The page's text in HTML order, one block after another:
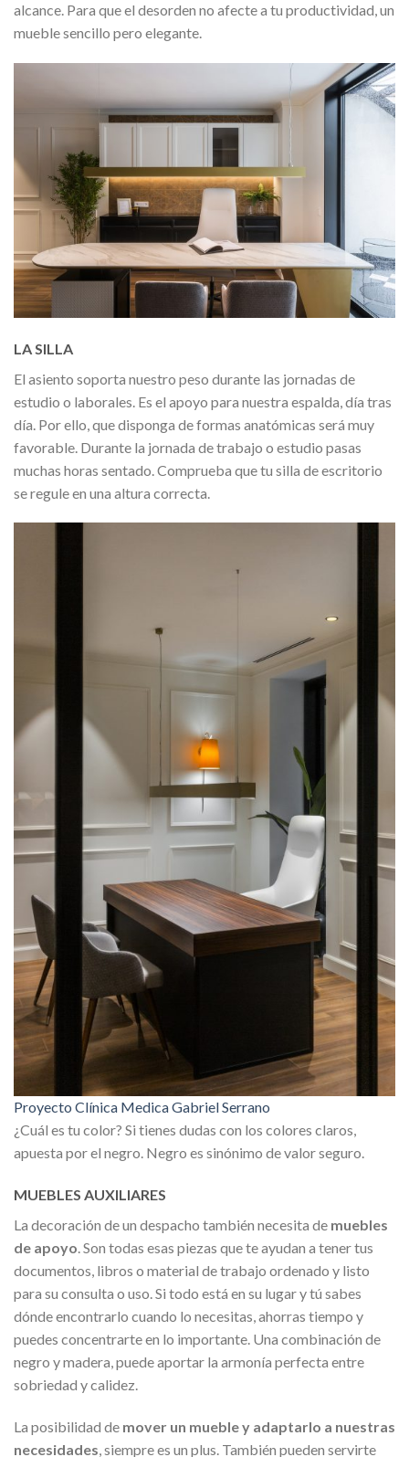
alcance. Para que el desorden no afecte a tu productividad, un
mueble sencillo pero elegante.
LA SILLA
El asiento soporta nuestro peso durante las jornadas de
estudio o laborales. Es el apoyo para nuestra espalda, día tras
día. Por ello, que disponga de formas anatómicas será muy
favorable. Durante la jornada de trabajo o estudio pasas
muchas horas sentado. Comprueba que tu silla de escritorio
se regule en una altura correcta.
Proyecto Clínica Medica Gabriel Serrano
¿Cuál es tu color? Si tienes dudas con los colores claros,
apuesta por el negro. Negro es sinónimo de valor seguro.
MUEBLES AUXILIARES
La decoración de un despacho también necesita de muebles
de apoyo. Son todas esas piezas que te ayudan a tener tus
documentos, libros o material de trabajo ordenado y listo
para su consulta o uso. Si todo está en su lugar y tú sabes
dónde encontrarlo cuando lo necesitas, ahorras tiempo y
puedes concentrarte en lo importante. Una combinación de
negro y madera, puede aportar la armonía perfecta entre
sobriedad y calidez.
La posibilidad de mover un mueble y adaptarlo a nuestras
necesidades, siempre es un plus. También pueden servirte